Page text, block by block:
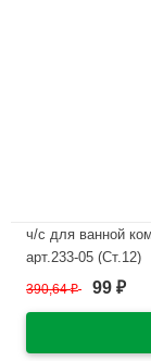
ч/с для ванной
арт.233-05 (Ст.12)
В наличии
390,64₽ 99 ₽